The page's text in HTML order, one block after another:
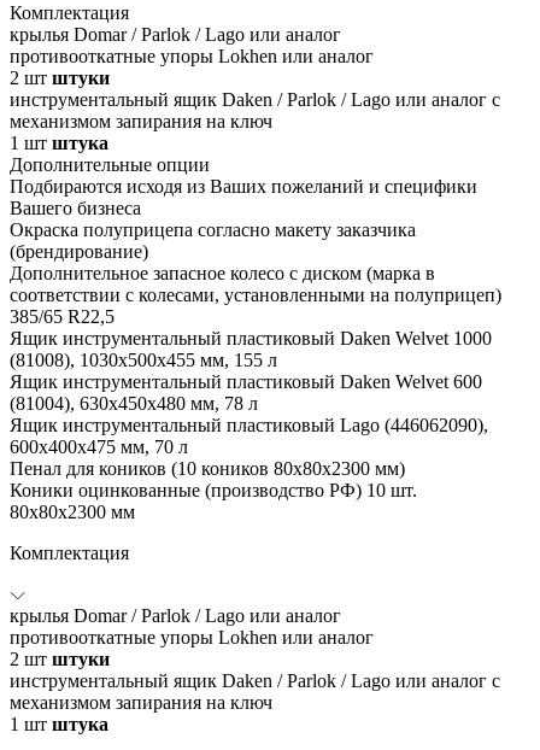
Комплектация
крылья Domar / Parlok / Lago или аналог
противооткатные упоры Lokhen или аналог
2 шт штуки
инструментальный ящик Daken / Parlok / Lago или аналог с
механизмом запирания на ключ
1 шт штука
Дополнительные опции
Подбираются исходя из Ваших пожеланий и специфики
Вашего бизнеса
Окраска полуприцепа согласно макету заказчика
(брендирование)
Дополнительное запасное колесо с диском (марка в
соответствии с колесами, установленными на полуприцеп)
385/65 R22,5
Ящик инструментальный пластиковый Daken Welvet 1000
(81008), 1030x500x455 мм, 155 л
Ящик инструментальный пластиковый Daken Welvet 600
(81004), 630x450x480 мм, 78 л
Ящик инструментальный пластиковый Lago (446062090),
600x400x475 мм, 70 л
Пенал для коников (10 коников 80х80х2300 мм)
Коники оцинкованные (производство РФ) 10 шт.
80х80х2300 мм
Комплектация
крылья Domar / Parlok / Lago или аналог
противооткатные упоры Lokhen или аналог
2 шт штуки
инструментальный ящик Daken / Parlok / Lago или аналог с
механизмом запирания на ключ
1 шт штука